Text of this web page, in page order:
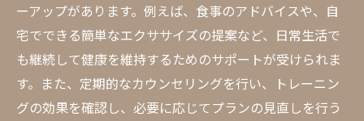
ーアップがあります。例えば、食事のアドバイスや、自
宅でできる簡単なエクササイズの提案など、日常生活で
も継続して健康を維持するためのサポートが受けられま
す。また、定期的なカウンセリングを行い、トレーニン
グの効果を確認し、必要に応じてプランの見直しを行う